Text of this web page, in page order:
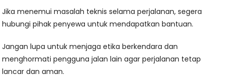
Jika menemui masalah teknis selama perjalanan, segera
hubungi pihak penyewa untuk mendapatkan bantuan.
Jangan lupa untuk menjaga etika berkendara dan
menghormati pengguna jalan lain agar perjalanan tetap
lancar dan aman.